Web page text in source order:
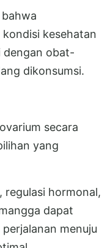
kesehatan
dengan obat-
dikonsumsi.
secara
yang
regulasi hormonal,
dapat
menuju